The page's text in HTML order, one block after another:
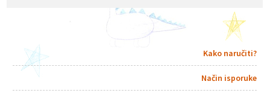
Kako naručiti?
Način isporuke